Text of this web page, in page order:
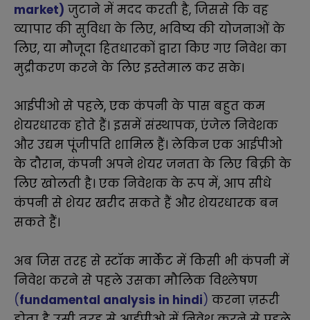
market) जुटाने में मदद करती है, जिससे कि वह
व्यापार की सुविधा के लिए, भविष्य की योजनाओं के
लिए, या मौजूदा हितधारकों द्वारा किए गए निवेश का
मुद्रीकरण करने के लिए इस्तेमाल कर सके।
आईपीओ से पहले, एक कंपनी के पास बहुत कम
शेयरधारक होते हैं। इसमें संस्थापक, एंजेल निवेशक
और उद्यम पूंजीपति शामिल हैं। लेकिन एक आईपीओ
के दौरान, कंपनी अपने शेयर जनता के लिए बिक्री के
लिए खोलती है। एक निवेशक के रूप में, आप सीधे
कंपनी से शेयर खरीद सकते हैं और शेयरधारक बन
सकते हैं।
अब जिस तरह से स्टॉक मार्केट में किसी भी कंपनी में
निवेश करने से पहले उसका मौलिक विश्लेषण
(fundamental analysis in hindi) करना ज़रूरी